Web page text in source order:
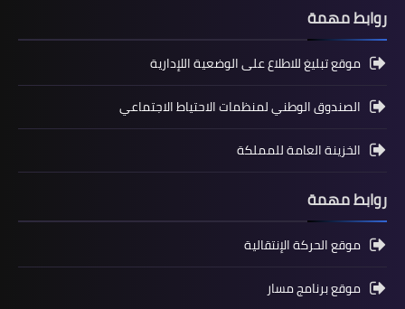
المستوى السادس ابتدائي
تجميعة امتحانات السادس الإقليمية لنيل
شهادة الدروس الابتدائية لسنة 2024
روابط مهمة
موقع تبليغ للاطلاع على الوضعية اللإدارية
الصندوق الوطني لمنظمات الاحتياط الاجتماعي
الخزينة العامة للمملكة
روابط مهمة
موقع الحركة الإنتقالية
موقع برنامج مسار